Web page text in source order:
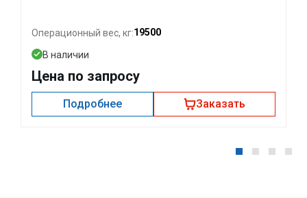
Операционный вес, кг:19500
В наличии
Цена по запросу
Подробнее Заказать